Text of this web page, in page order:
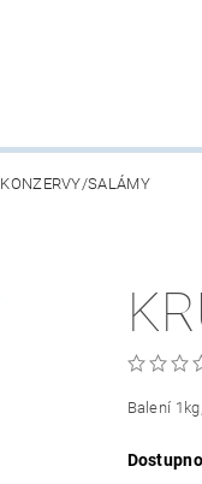
KONZERVY/SALÁMY
Balení